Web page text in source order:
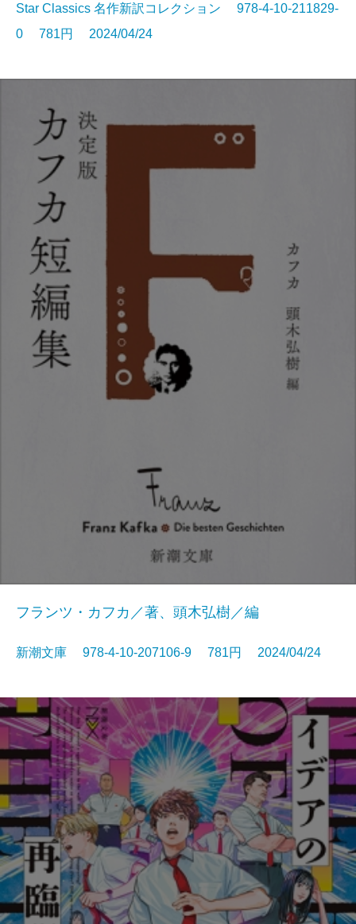
Star Classics 名作新訳コレクション 978-4-10-211829-
0 781円 2024/04/24
フランツ・カフカ／著、頭木弘樹／編
新潮文庫 978-4-10-207106-9 781円 2024/04/24